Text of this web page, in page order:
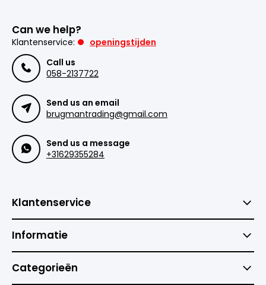
Can we help?
Klantenservice:
openingstijden
Call us
058-2137722
Send us an email
brugmantrading@gmail.com
Send us a message
+31629355284
Klantenservice
Informatie
Categorieën